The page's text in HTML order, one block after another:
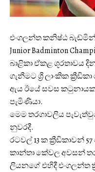
එංගලන්ත කනිෂ්ඨ
Junior Badminton
බාළිකා ඒකළ ශූරතාවය
ගැනීමට ශ්‍රී ලාංකික
ඇය ඊයේ සවස
පැමිණියා.
මෙම තරගාවලිය
නුවරදී.
රටවල් 13 ක ක්‍රීඩිකාවන්
කාන්තා කේවල අවසන්
ලියනගේ එහිදී එංගලන්ත